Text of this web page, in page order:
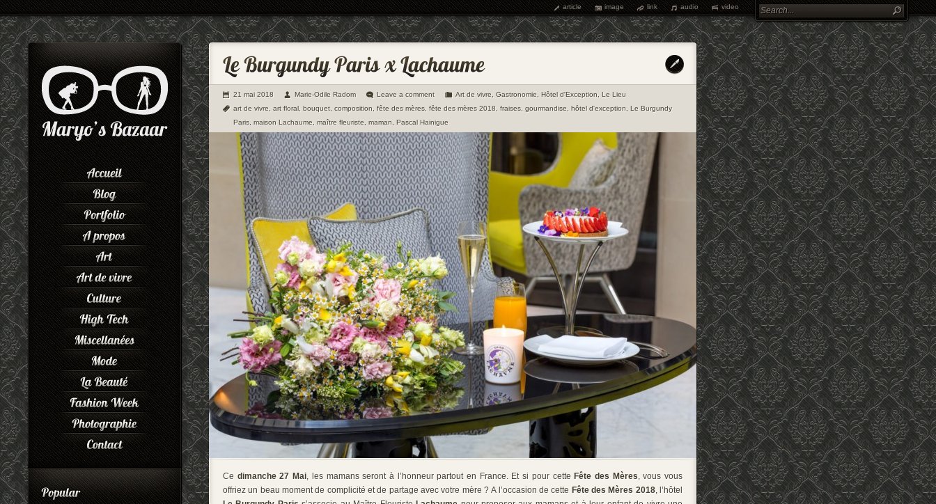
article image link audio video
21 mai 2018 Marie-Odile Radom Leave a comment Art de vivre Gastronomie Hôtel d'Exception Le Lieu
art de vivre
art floral bouquet composition fête des mères fête des mères 2018 fraises gourmandise hôtel d'exception Le Burgundy
Paris maison Lachaume maître fleuriste maman Pascal Hainigue
Ce dimanche 27 Mai, les mamans seront à l’honneur partout en France. Et si pour cette Fête des Mères, vous vous
offriez un beau moment de complicité et de partage avec votre mère ? A l’occasion de cette Fête des Mères 2018, l’hôtel